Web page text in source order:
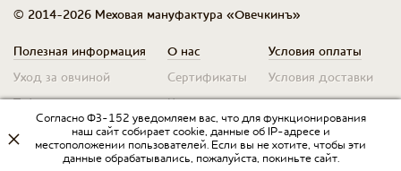
© 2014-2026 Меховая мануфактура «Овечкинъ»
Полезная информация
Уход за овчиной
Таблица размеров
О нас
Сертификаты
Контакты
Условия оплаты
Условия доставки
Оплата для юр. лиц
Условия возврата
Оптовикам
Договор оферты
Согласно ФЗ-152 уведомляем вас, что для функционирования
наш сайт собирает cookie, данные об IP-адресе и
местоположении пользователей. Если вы не хотите, чтобы эти
данные обрабатывались, пожалуйста, покиньте сайт.